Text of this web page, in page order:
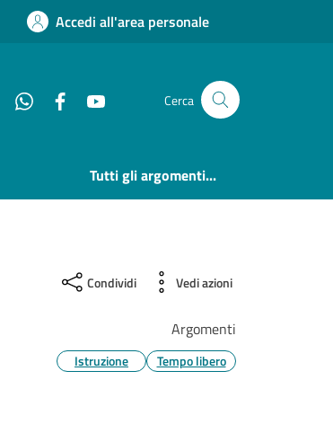
Accedi all'area personale
WhatsappFacebook Cerca
Tutti gli argomenti...
Condividi Vedi azioni
Argomenti
Istruzione Tempo libero